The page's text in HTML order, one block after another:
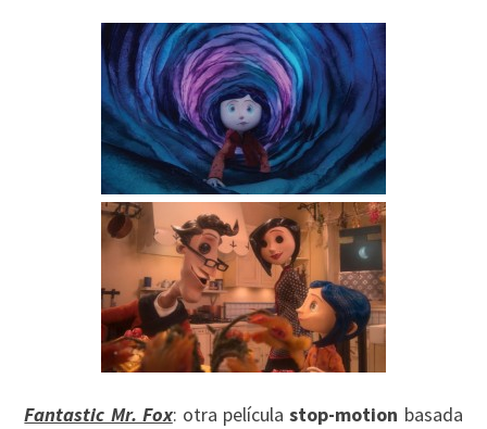
Fantastic Mr. Fox: otra películastop-motion basada